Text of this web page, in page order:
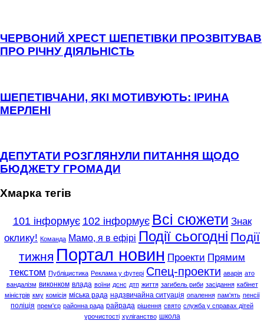
ЧЕРВОНИЙ ХРЕСТ ШЕПЕТІВКИ ПРОЗВІТУВАВ
ПРО РІЧНУ ДІЯЛЬНІСТЬ
ШЕПЕТІВЧАНИ, ЯКІ МОТИВУЮТЬ: ІРИНА
МЕРЛЕНІ
ДЕПУТАТИ РОЗГЛЯНУЛИ ПИТАННЯ ЩОДО
БЮДЖЕТУ ГРОМАДИ
Хмарка тегів
101 інформує 102 інформує Всі сюжети Знак
оклику! Команда Мамо, я в ефірі Події сьогодні Події
тижня Портал новин Проекти Прямим
текстом Публіцистика Реклама у футері Спец-проекти аварія ато
вандалізм виконком влада воїни дснс дтп життя загибель риби засідання кабінет
міністрів кму комісія міська рада надзвичайна ситуація опалення пам'ять пенсії
поліція прем'єр районна рада райрада рішення свято служба у справах дітей
урочистості хуліганство школа